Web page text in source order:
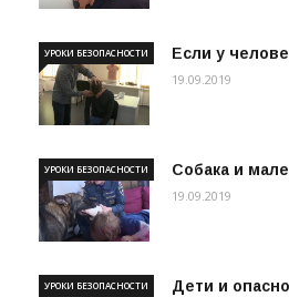
Если у
УРОКИ БЕЗОПАСНОСТИ
19.09.2019
Собака и
УРОКИ БЕЗОПАСНОСТИ
19.09.2019
Дети и
УРОКИ БЕЗОПАСНОСТИ